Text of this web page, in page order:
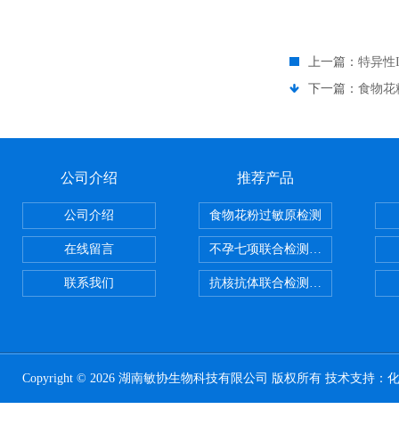
上一篇： 特异性
下一篇： 食物花
公司介绍
公司介绍
在线留言
联系我们
推荐产品
食物花粉过敏原检测
不孕七项联合检测试剂盒
抗核抗体联合检测试剂盒
Copyright © 2026 湖南敏协生物科技有限公司 版权所有 技术支持：